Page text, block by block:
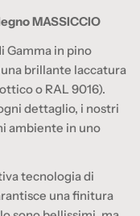
MASSICCIO
Gamma in pino
brillante laccatura
o RAL 9016).
dettaglio, i nostri
ambiente in uno
tecnologia di
una finitura